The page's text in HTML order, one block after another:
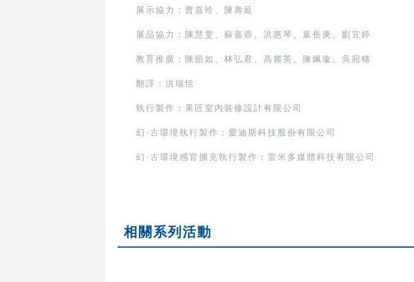
展示協力：曹嘉玲、陳壽延
展品協力：陳慧雯、蘇嘉蓉、洪惠琴、葉長庚、劉宜婷
教育推廣：陳韻如、林弘君、高麗英、陳姵璇、吳宛穗
翻譯：洪瑞恬
執行製作：果匠室內裝修設計有限公司
幻·古環境執行製作：愛迪斯科技股份有限公司
幻·古環境感官擴充執行製作：雷米多媒體科技有限公司
相關系列活動